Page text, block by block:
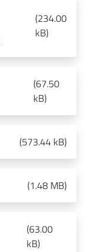
(234.00
kB)
(67.50
kB)
(573.44 kB)
(1.48 MB)
(63.00
kB)